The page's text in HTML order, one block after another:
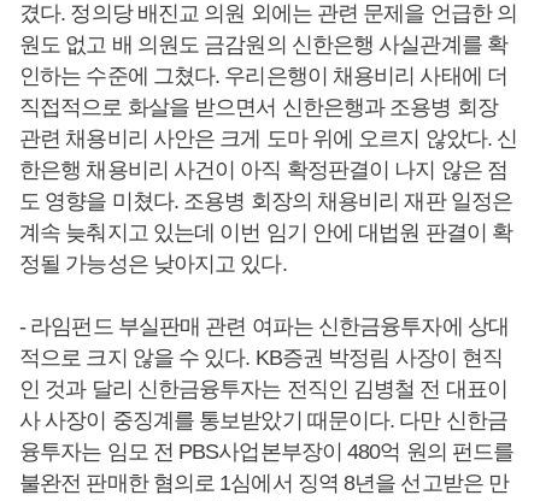
겼다. 정의당 배진교 의원 외에는 관련 문제을 언급한 의
원도 없고 배 의원도 금감원의 신한은행 사실관계를 확
인하는 수준에 그쳤다. 우리은행이 채용비리 사태에 더
직접적으로 화살을 받으면서 신한은행과 조용병 회장
관련 채용비리 사안은 크게 도마 위에 오르지 않았다. 신
한은행 채용비리 사건이 아직 확정판결이 나지 않은 점
도 영향을 미쳤다. 조용병 회장의 채용비리 재판 일정은
계속 늦춰지고 있는데 이번 임기 안에 대법원 판결이 확
정될 가능성은 낮아지고 있다.
- 라임펀드 부실판매 관련 여파는 신한금융투자에 상대
적으로 크지 않을 수 있다. KB증권 박정림 사장이 현직
인 것과 달리 신한금융투자는 전직인 김병철 전 대표이
사 사장이 중징계를 통보받았기 때문이다. 다만 신한금
융투자는 임모 전 PBS사업본부장이 480억 원의 펀드를
불완전 판매한 혐의로 1심에서 징역 8년을 선고받은 만